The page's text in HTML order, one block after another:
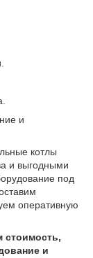
и
котлы
и выгодными
под
оперативную
стоимость,
и